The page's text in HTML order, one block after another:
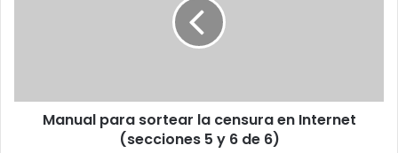
5
Manual para sortear la censura en Internet
(secciones 5 y 6 de 6)